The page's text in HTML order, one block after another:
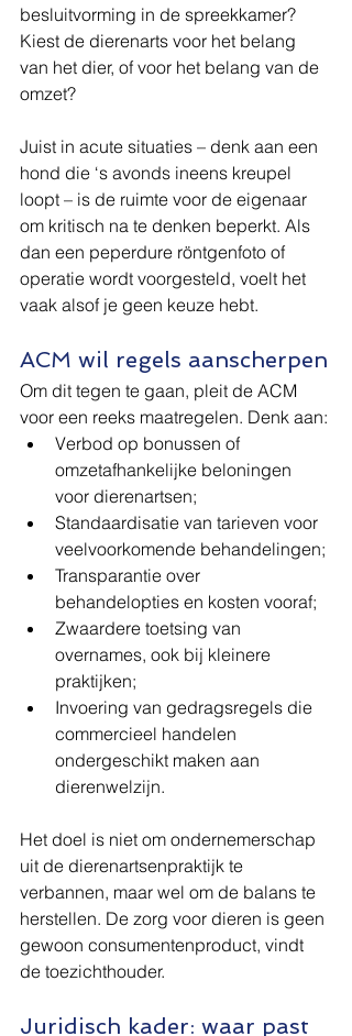
besluitvorming in de spreekkamer?
Kiest de dierenarts voor het belang
van het dier, of voor het belang van de
omzet?
Juist in acute situaties – denk aan een
hond die ‘s avonds ineens kreupel
loopt – is de ruimte voor de eigenaar
om kritisch na te denken beperkt. Als
dan een peperdure röntgenfoto of
operatie wordt voorgesteld, voelt het
vaak alsof je geen keuze hebt.
ACM wil regels aanscherpen
Om dit tegen te gaan, pleit de ACM
voor een reeks maatregelen. Denk aan:
Verbod op bonussen of
omzetafhankelijke beloningen
voor dierenartsen;
Standaardisatie van tarieven voor
veelvoorkomende behandelingen;
Transparantie over
behandelopties en kosten vooraf;
Zwaardere toetsing van
overnames, ook bij kleinere
praktijken;
Invoering van gedragsregels die
commercieel handelen
ondergeschikt maken aan
dierenwelzijn.
Het doel is niet om ondernemerschap
uit de dierenartsenpraktijk te
verbannen, maar wel om de balans te
herstellen. De zorg voor dieren is geen
gewoon consumentenproduct, vindt
de toezichthouder.
Juridisch kader: waar past